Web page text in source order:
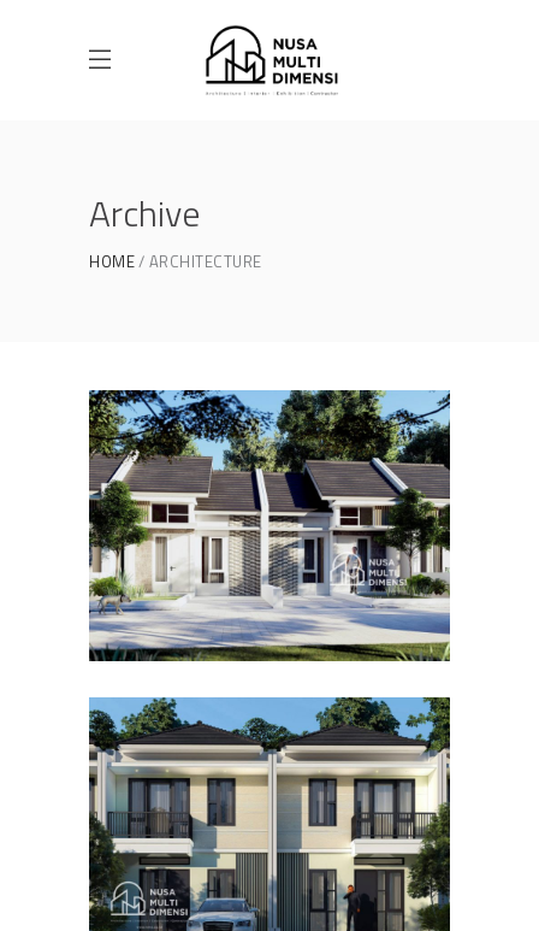
Archive
HOME ARCHITECTURE
Desain Cluster Premier 3 di
Cibinong Bogor
DESAIN RUMAH TERBAIK
Desain Cluster Premier 4 di
Cibinong Bogor
DESAIN RUMAH TERBAIK